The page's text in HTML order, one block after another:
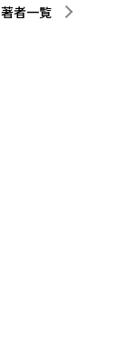
著者一覧